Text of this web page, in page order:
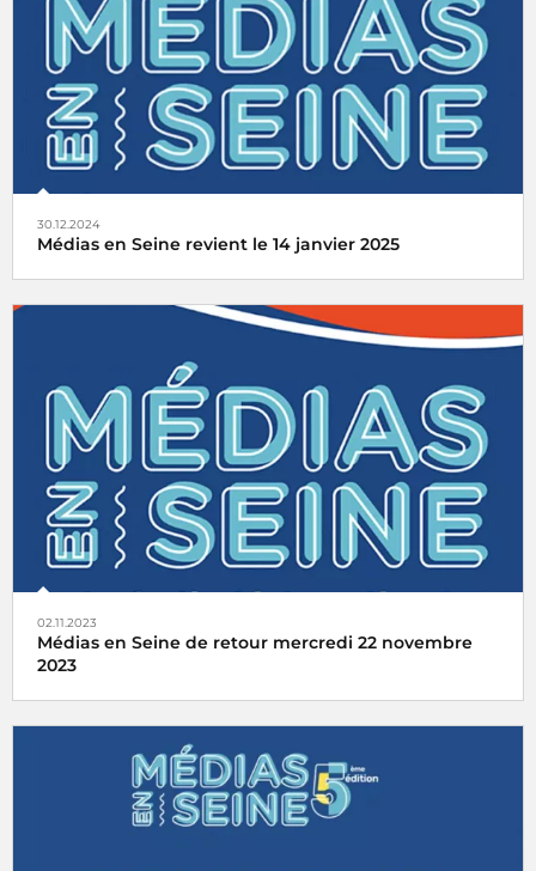
30.12.2024
Médias en Seine revient le 14 janvier 2025
Le festival international des médias de demain sur le
Médias : l’ère des défis démocratiques,
économiques & technologiques
02.11.2023
Médias en Seine de retour mercredi 22 novembre
2023
Le festival international des médias de demain poursuit
sa mission avec pour thème central :Média : l’ère des